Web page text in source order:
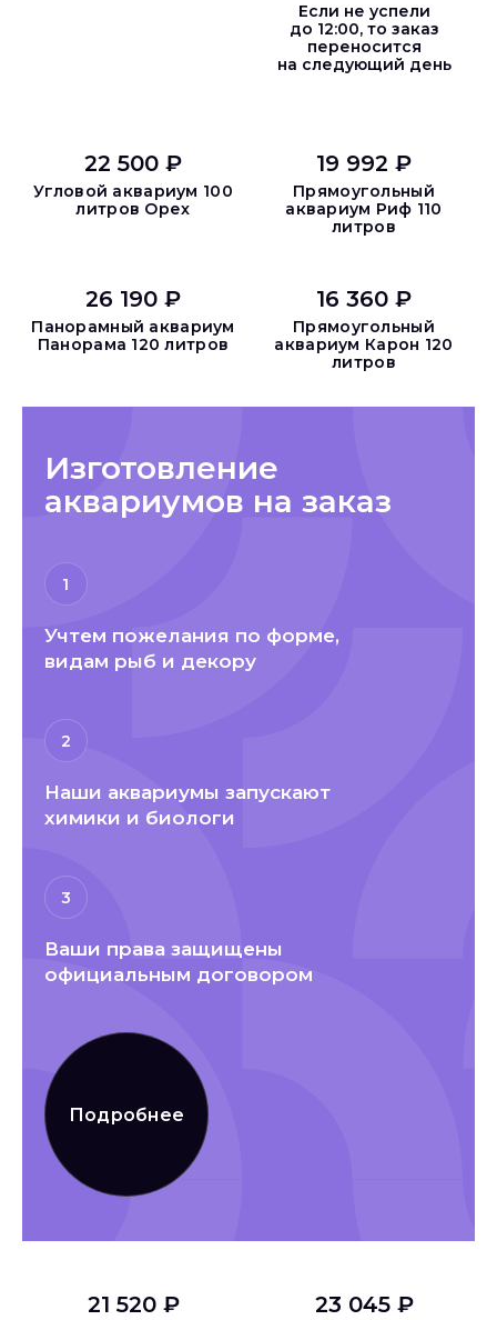
Если не успели
до 12:00, то заказ
переносится
на следующий день
22 500 ₽
Угловой аквариум 100
литров Орех
19 992 ₽
Прямоугольный
аквариум Риф 110
литров
26 190 ₽
Панорамный аквариум
Панорама 120 литров
16 360 ₽
Прямоугольный
аквариум Карон 120
литров
Изготовление
аквариумов на заказ
1
Учтем пожелания по форме,
видам рыб и декору
2
Наши аквариумы запускают
химики и биологи
3
Ваши права защищены
официальным договором
Подробнее
21 520 ₽ 23 045 ₽